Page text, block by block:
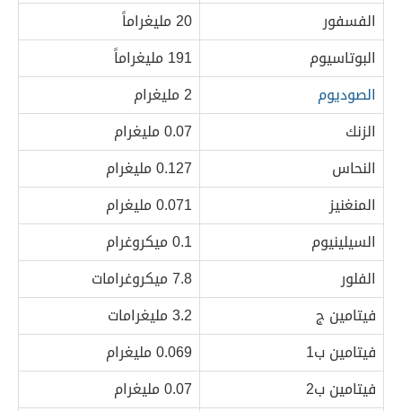
الفسفور
20 مليغراماً
البوتاسيوم
191 مليغراماً
الصوديوم
2 مليغرام
الزنك
0.07 مليغرام
النحاس
0.127 مليغرام
المنغنيز
0.071 مليغرام
السيلينيوم
0.1 ميكروغرام
الفلور
7.8 ميكروغرامات
فيتامين ج
3.2 مليغرامات
فيتامين ب1
0.069 مليغرام
فيتامين ب2
0.07 مليغرام